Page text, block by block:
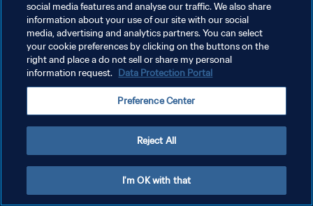
DATENSCHUTZ
NUTZUNGSBEDINGUNGEN
COOKIE-EINSTELLUNGEN VERWALTEN
social media features and analyse our traffic. We also share
information about your use of our site with our social
media, advertising and analytics partners. You can select
your cookie preferences by clicking on the buttons on the
right and place a do not sell or share my personal
information request. Data Protection Portal
Preference Center
Reject All
I'm OK with that